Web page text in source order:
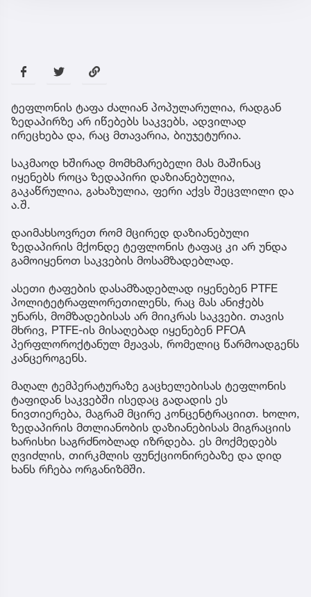
ტეფლონის ტაფა ძალიან პოპულარულია, რადგან
ზედაპირზე არ იწებებს საკვებს, ადვილად
ირეცხება და, რაც მთავარია, ბიუჯეტურია.
საკმაოდ ხშირად მომხმარებელი მას მაშინაც
იყენებს როცა ზედაპირი დაზიანებულია,
გაკაწრულია, გახაზულია, ფერი აქვს შეცვლილი და
ა.შ.
დაიმახსოვრეთ რომ მცირედ დაზიანებული
ზედაპირის მქონდე ტეფლონის ტაფაც კი არ უნდა
გამოიყენოთ საკვების მოსამზადებლად.
ასეთი ტაფების დასამზადებლად იყენებენ PTFE
პოლიტეტრაფლორეთილენს, რაც მას ანიჭებს
უნარს, მომზადებისას არ მიიკრას საკვები. თავის
მხრივ, PTFE-ის მისაღებად იყენებენ PFOA
პერფლოროქტანულ მჟავას, რომელიც წარმოადგენს
კანცეროგენს.
მაღალ ტემპერატურაზე გაცხელებისას ტეფლონის
ტაფიდან საკვებში ისედაც გადადის ეს
ნივთიერება, მაგრამ მცირე კონცენტრაციით. ხოლო,
ზედაპირის მთლიანობის დაზიანებისას მიგრაციის
ხარისხი საგრძნობლად იზრდება. ეს მოქმედებს
ღვიძლის, თირკმლის ფუნქციონირებაზე და დიდ
ხანს რჩება ორგანიზმში.